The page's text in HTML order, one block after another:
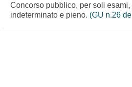
Concorso pubblico, per soli
indeterminato e pieno. (GU n.26